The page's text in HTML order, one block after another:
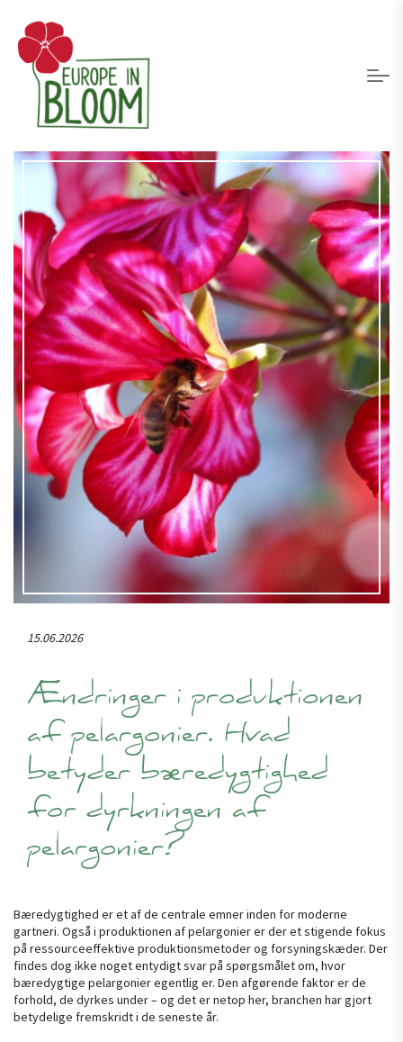
15.06.2026
Ændringer i produktionen
af pelargonier. Hvad
betyder bæredygtighed
for dyrkningen af
pelargonier?
Bæredygtighed er et af de centrale emner inden for moderne
gartneri. Også i produktionen af pelargonier er der et stigende fokus
på ressourceeffektive produktionsmetoder og forsyningskæder. Der
findes dog ikke noget entydigt svar på spørgsmålet om, hvor
bæredygtige pelargonier egentlig er. Den afgørende faktor er de
forhold, de dyrkes under – og det er netop her, branchen har gjort
betydelige fremskridt i de seneste år.